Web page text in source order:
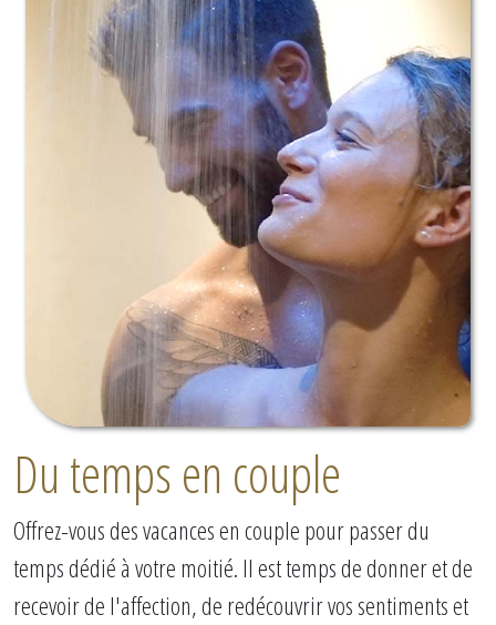
Du temps en couple
Offrez-vous des vacances en couple pour passer du
temps dédié à votre moitié. Il est temps de donner et de
recevoir de l'affection, de redécouvrir vos sentiments et